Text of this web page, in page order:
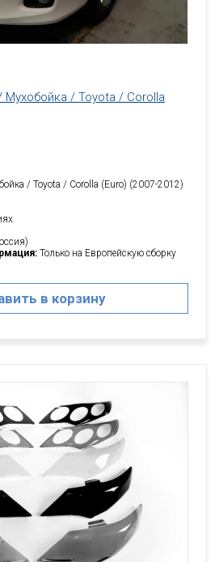
/ Toyota / Corolla
/ Toyota / Corolla (Еuro) (2007-2012)
Только на Европейскую сборку
в корзину